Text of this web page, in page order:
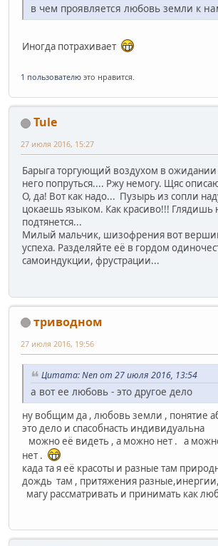
в чем проявляется любовь земли к
Иногда потрахивает
1 пользователю это нравится.
Tule
27 июля 2016, 15:27
Барыга торгующий воздухом в
него попруться.... Ржу немогу. Щяс
О, да! Вот как надо... Пузырь из сопли
цокаешь языком. Как красиво!!! Глядишь
подтянется...
Милый мальчик, шизофрения вот
успеха. Разделяйте её в гордом
самоиндукции, фрустрации...
триводном
27 июля 2016, 19:56
Цитата: Nen от 27 июля 2016, 13:54
а вот ее любовь - это другое дело
ну вобщим да , любовь земли , понятие
это дело и спасобнасть индивидуальна
можно её видеть , а можно нет . а
нет .
када та я её красоты и разные там
дождь там , притяжения
магу рассматривать и принимать как